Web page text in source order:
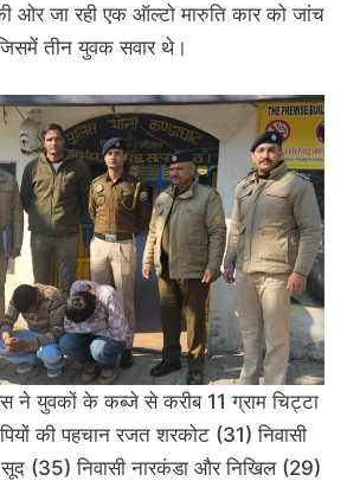
ओर जा रही एक ऑल्टो मारुति कार को जांच
तीन युवक सवार थे।
ने युवकों के कब्जे से करीब 11 ग्राम चिट्टा
की पहचान रजत शरकोट (31) निवासी
(35) निवासी नारकंडा और निखिल (29)